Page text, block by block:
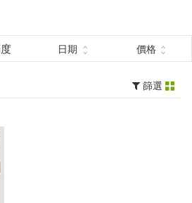
有聲書(1)
開
日期 價格
篩選